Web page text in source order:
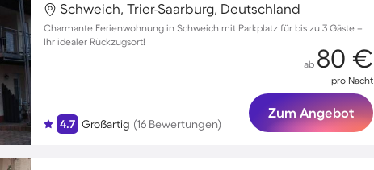
Schweich, Trier-Saarburg, Deutschland
Charmante Ferienwohnung in Schweich mit Parkplatz für bis zu 3 Gäste –
Ihr idealer Rückzugsort!
4.7 Großartig (16 Bewertungen)
ab 80 €
pro Nacht
Zum Angebot